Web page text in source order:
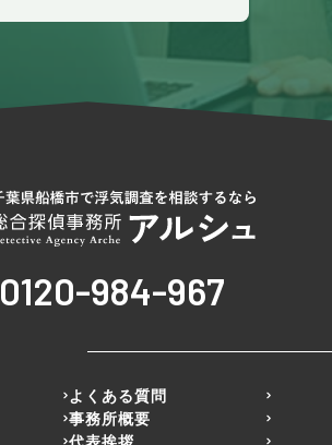
0120-984-967
よくある質問
事務所概要
代表挨拶